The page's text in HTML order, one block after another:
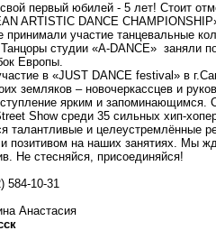
первый юбилей - 5 лет! Стоит
ARTISTIC DANCE
участие танцевальные
студии «A-DANCE» заняли
Европы.
в «JUST DANCE festival» в
земляков – новочеркассцев и
ярким и запоминающимся.
Show среди 35 сильных хип-
талантливые и целеустремлённые
позитивом на наших занятиях. Мы
Не стесняйся, присоединяйся!
584-10-31
Анастасия